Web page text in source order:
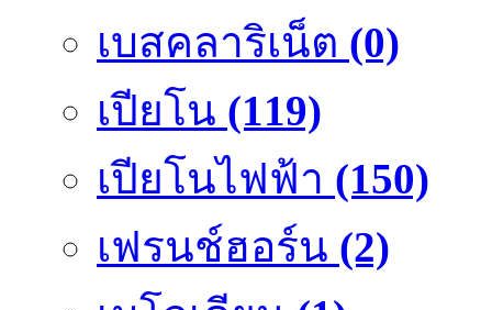
เบสคลาริเน็ต (0)
เปียโน (119)
เปียโนไฟฟ้า (150)
เฟรนช์ฮอร์น (2)